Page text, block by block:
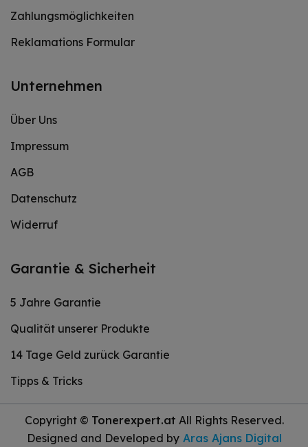
Zahlungsmöglichkeiten
Reklamations Formular
Unternehmen
Über Uns
Impressum
AGB
Datenschutz
Widerruf
Garantie & Sicherheit
5 Jahre Garantie
Qualität unserer Produkte
14 Tage Geld zurück Garantie
Tipps & Tricks
Copyright © Tonerexpert.at All Rights Reserved.
Designed and Developed byAras Ajans Digital